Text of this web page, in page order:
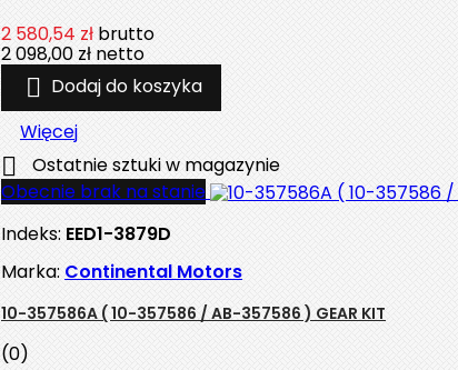
2 580,54 zł brutto
2 098,00 zł netto
 Dodaj do koszyka
Więcej

Ostatnie sztuki w magazynie
Obecnie brak na stanie
Indeks: EED1-3879D
Marka: Continental Motors
10-357586A ( 10-357586 / AB-357586 ) GEAR KIT
(0)